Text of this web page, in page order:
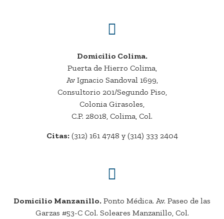
Domicilio Colima.
Puerta de Hierro Colima,
Av Ignacio Sandoval 1699,
Consultorio 201/Segundo Piso,
Colonia Girasoles,
C.P. 28018, Colima, Col.
Citas:(312) 161 4748 y (314) 333 2404
Domicilio Manzanillo. Ponto Médica. Av. Paseo de las
Garzas #53-C Col. Soleares Manzanillo, Col.